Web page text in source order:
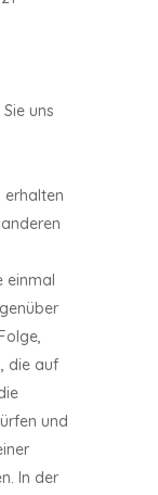
uns
erhalten
einmal
die auf
und
In der